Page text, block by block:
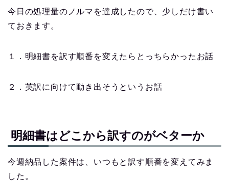
今日の処理量のノルマを達成したので、少しだけ書い
ておきます。
１．明細書を訳す順番を変えたらとっちらかったお話
２．英訳に向けて動き出そうというお話
明細書はどこから訳すのがベターか
今週納品した案件は、いつもと訳す順番を変えてみま
した。